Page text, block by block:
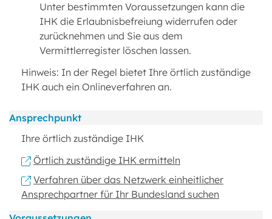
Unter bestimmten Voraussetzungen kann die
IHK die Erlaubnisbefreiung widerrufen oder
zurücknehmen und Sie aus dem
Vermittlerregister löschen lassen.
Hinweis: In der Regel bietet Ihre örtlich zuständige
IHK auch ein Onlineverfahren an.
Ansprechpunkt
Ihre örtlich zuständige IHK
Örtlich zuständige IHK ermitteln
Verfahren über das Netzwerk einheitlicher
Ansprechpartner für Ihr Bundesland suchen